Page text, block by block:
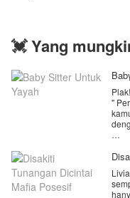
💓 Yang
Plak!
"
Lagi